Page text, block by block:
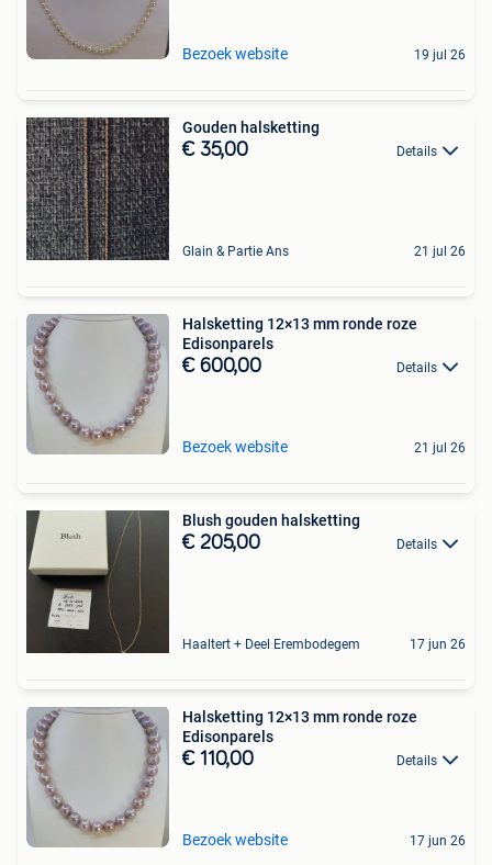
Bezoek website 19 jul 26
Gouden halsketting
€ 35,00 Details
Glain & Partie Ans 21 jul 26
Halsketting 12×13 mm ronde roze
Edisonparels
€ 600,00 Details
Bezoek website 21 jul 26
Blush gouden halsketting
€ 205,00 Details
Haaltert + Deel Erembodegem 17 jun 26
Halsketting 12×13 mm ronde roze
Edisonparels
€ 110,00 Details
Bezoek website 17 jun 26